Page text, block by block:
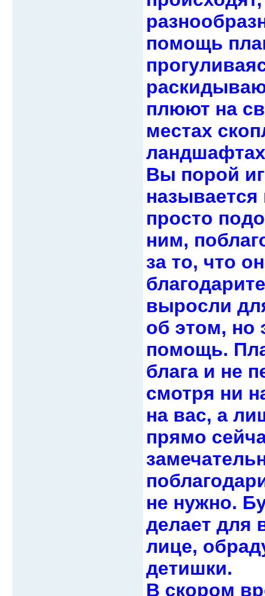
помощь
плюют на
местах
Вы порой
просто
ним,
за то, что
выросли
об этом, но
помощь.
блага и не
смотря ни
на вас, а
прямо
не нужно.
делает для
лице,
детишки.
В скором